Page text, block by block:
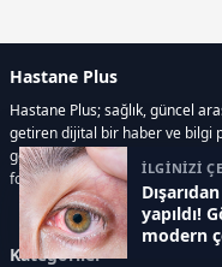
İLGİNİZİ
yapıldı!
modern
Hastane Plus
Hastane Plus; sağlık, güncel
getiren dijital bir haber ve bilgi
gelişmeler, bilimsel
fotoğraf galerileri ve e-gazete
Kategoriler